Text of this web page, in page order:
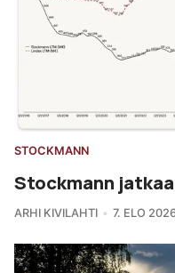
STOCKMANN
Stockmann
ARHI KIVILAHTI 7. ELO